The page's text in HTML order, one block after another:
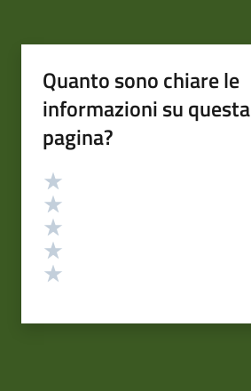
Quanto sono chiare le
informazioni su questa
pagina?
Valutazione